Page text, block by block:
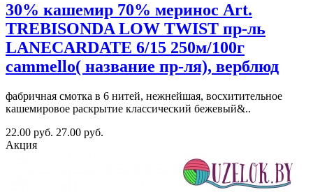
30% кашемир 70% меринос Art.
TREBISONDA LOW TWIST пр-ль
LANECARDATE 6/15 250м/100г
cammello( название пр-ля), верблюд
фабричная смотка в 6 нитей, нежнейшая, восхитительное
кашемировое раскрытие классический бежевый&..
22.00 руб. 27.00 руб.
Акция